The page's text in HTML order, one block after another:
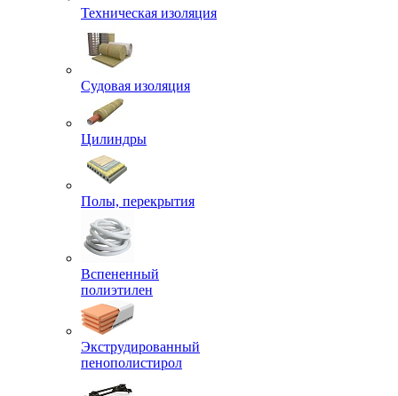
Техническая изоляция
Судовая изоляция
Цилиндры
Полы, перекрытия
Вспененный
полиэтилен
Экструдированный
пенополистирол